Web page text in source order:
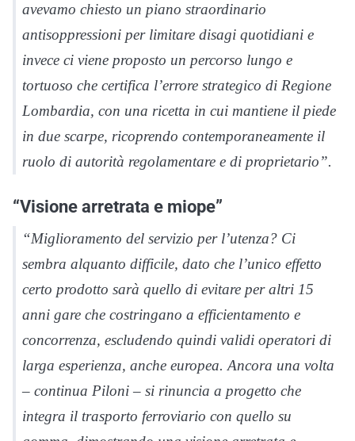
avevamo chiesto un piano straordinario
antisoppressioni per limitare disagi quotidiani e
invece ci viene proposto un percorso lungo e
tortuoso che certifica l’errore strategico di Regione
Lombardia, con una ricetta in cui mantiene il piede
in due scarpe, ricoprendo contemporaneamente il
ruolo di autorità regolamentare e di proprietario”.
“Visione arretrata e miope”
“Miglioramento del servizio per l’utenza? Ci
sembra alquanto difficile, dato che l’unico effetto
certo prodotto sarà quello di evitare per altri 15
anni gare che costringano a efficientamento e
concorrenza, escludendo quindi validi operatori di
larga esperienza, anche europea. Ancora una volta
– continua Piloni – si rinuncia a progetto che
integra il trasporto ferroviario con quello su